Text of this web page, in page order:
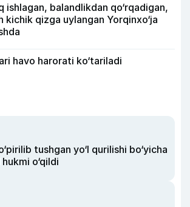
ishlagan, balandlikdan qo‘rqadigan,
kichik qizga uylangan Yorqinxo‘ja
havo harorati ko‘tariladi
tushgan yo‘l qurilishi bo‘yicha
o‘qildi